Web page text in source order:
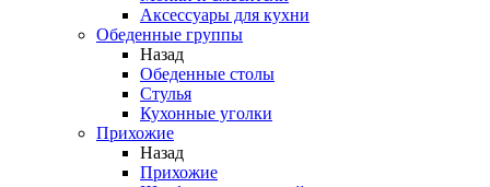
Аксессуары для кухни
Обеденные группы
Назад
Обеденные столы
Стулья
Кухонные уголки
Прихожие
Назад
Прихожие